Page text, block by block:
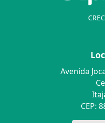
Avenida
CEP: